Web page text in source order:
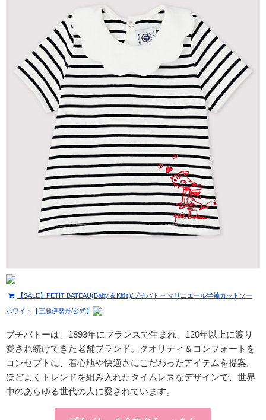
【SALE】PETIT BATEAU(Baby & Kids)/プチバトー マリニエール半袖カットソー
ホワイト【三越伊勢丹/公式】
プチバトーは、1893年にフランスで生まれ、120年以上に渡り
愛され続けてきた老舗ブランド。クオリティ＆コンフォートを
コンセプトに、着心地や快適さにこだわったアイテムを提案。
ほどよくトレンドを組み入れたタイムレスなデザインで、世界
中のあらゆる世代の人に愛されています。